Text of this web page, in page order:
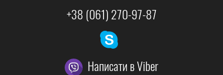
+38 (061) 270-97-87
Написати в Viber